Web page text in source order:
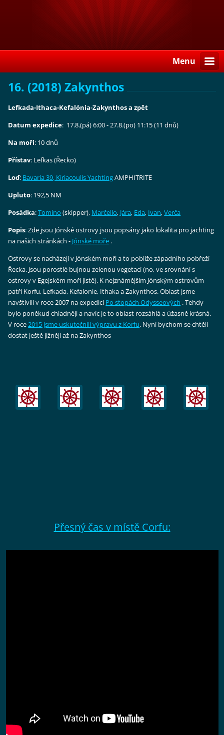
Menu
16. (2018) Zakynthos
Lefkada-Ithaca-Kefalónia-Zakynthos a zpět
Datum expedice: 17.8.(pá) 6:00 - 27.8.(po) 11:15 (11 dnů)
Na moři: 10 dnů
Přístav: Lefkas (Řecko)
Loď: Bavaria 39, Kiriacoulis YachtingAMPHITRITE
Upluto: 192,5 NM
Posádka:Tomíno (skipper), Marčello, Jára, Eda, Ivan,Verča
Popis: Zde jsou Jónské ostrovy jsou popsány jako lokalita pro jachting
na našich stránkách - Jónské moře .
Ostrovy se nacházejí v Jónském moři a to poblíže západního pobřeží
Řecka. Jsou porostlé bujnou zelenou vegetací (no, ve srovnání s
ostrovy v Egejském moři jistě). K nejznámějším Jónským ostrovům
patří Korfu, Lefkada, Kefalonie, Ithaka a Zakynthos. Oblast jsme
navštívili v roce 2007 na expedici Po stopách Odysseových . Tehdy
bylo poněkud chladněji a navíc je to oblast rozsáhlá a úžasně krásná.
V roce2015 jsme uskutečnili výpravu z Korfu. Nyní bychom se chtěli
dostat ještě jižněji až na Zakynthos
Přesný čas v místě Corfu: